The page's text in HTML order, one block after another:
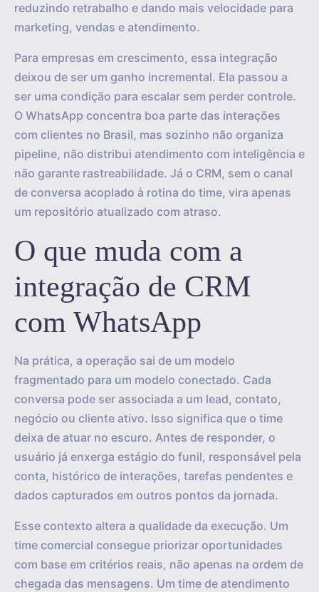
reduzindo retrabalho e dando mais velocidade para
marketing, vendas e atendimento.
Para empresas em crescimento, essa integração
deixou de ser um ganho incremental. Ela passou a
ser uma condição para escalar sem perder controle.
O WhatsApp concentra boa parte das interações
com clientes no Brasil, mas sozinho não organiza
pipeline, não distribui atendimento com inteligência e
não garante rastreabilidade. Já o CRM, sem o canal
de conversa acoplado à rotina do time, vira apenas
um repositório atualizado com atraso.
O que muda com a
integração de CRM
com WhatsApp
Na prática, a operação sai de um modelo
fragmentado para um modelo conectado. Cada
conversa pode ser associada a um lead, contato,
negócio ou cliente ativo. Isso significa que o time
deixa de atuar no escuro. Antes de responder, o
usuário já enxerga estágio do funil, responsável pela
conta, histórico de interações, tarefas pendentes e
dados capturados em outros pontos da jornada.
Esse contexto altera a qualidade da execução. Um
time comercial consegue priorizar oportunidades
com base em critérios reais, não apenas na ordem de
chegada das mensagens. Um time de atendimento